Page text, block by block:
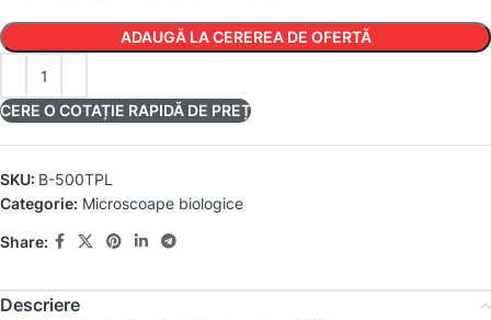
ADAUGĂ LA CEREREA DE OFERTĂ
CERE O COTAȚIE RAPIDĂ DE PREȚ
SKU: B-500TPL
Categorie: Microscoape biologice
Share:
Descriere